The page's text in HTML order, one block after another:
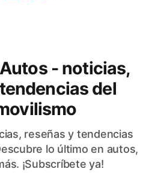
- noticias,
del
reseñas y tendencias
lo último en autos,
¡Subscríbete ya!